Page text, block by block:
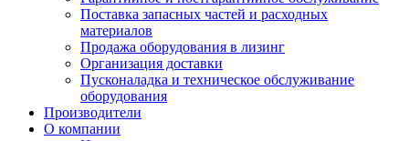
Поставка запасных частей и расходных
материалов
Продажа оборудования в лизинг
Организация доставки
Пусконаладка и техническое обслуживание
оборудования
Производители
О компании